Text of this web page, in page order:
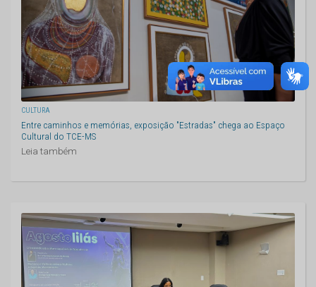
CULTURA
Entre caminhos e memórias, exposição "Estradas" chega ao Espaço
Cultural do TCE-MS
Leia também